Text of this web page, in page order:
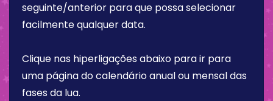
seguinte/anterior para que possa selecionar
facilmente qualquer data.
Clique nas hiperligações abaixo para ir para
uma página do calendário anual ou mensal das
fases da lua.